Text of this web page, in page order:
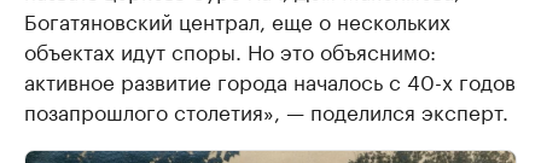
Богатяновский централ, еще о нескольких
объектах идут споры. Но это объяснимо:
активное развитие города началось с 40-х годов
позапрошлого столетия», — поделился эксперт.